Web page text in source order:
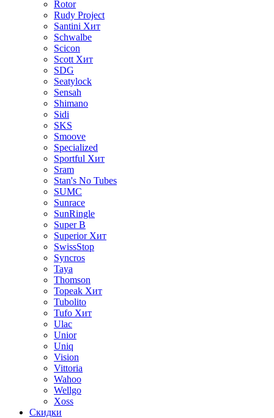
Rotor
Rudy Project
Santini Хит
Schwalbe
Scicon
Scott Хит
SDG
Seatylock
Sensah
Shimano
Sidi
SKS
Smoove
Specialized
Sportful Хит
Sram
Stan's No Tubes
SUMC
Sunrace
SunRingle
Super B
Superior Хит
SwissStop
Syncros
Taya
Thomson
Topeak Хит
Tubolito
Tufo Хит
Ulac
Unior
Uniq
Vision
Vittoria
Wahoo
Wellgo
Xoss
Скидки